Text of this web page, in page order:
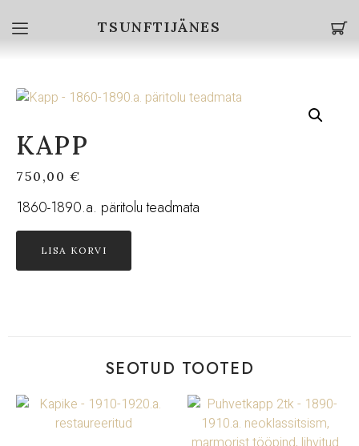
TSUNFTIJÄNES
KAPP
750,00€
1860-1890.a. päritolu teadmata
LISA KORVI
SEOTUD TOOTED